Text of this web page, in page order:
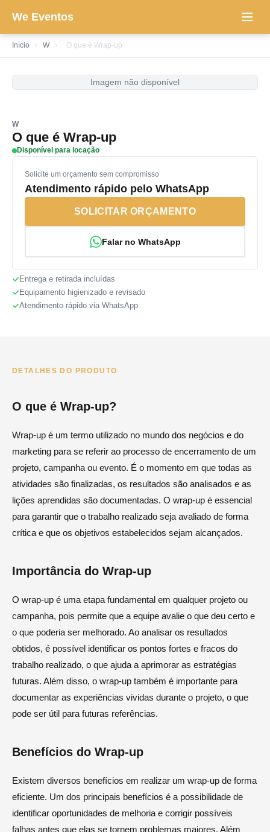
We Eventos
Início › W › O que é Wrap-up
Imagem não disponível
W
O que é Wrap-up
Disponível para locação
Solicite um orçamento sem compromisso
Atendimento rápido pelo WhatsApp
SOLICITAR ORÇAMENTO
Falar no WhatsApp
Entrega e retirada incluídas
Equipamento higienizado e revisado
Atendimento rápido via WhatsApp
DETALHES DO PRODUTO
O que é Wrap-up?
Wrap-up é um termo utilizado no mundo dos negócios e do
marketing para se referir ao processo de encerramento de um
projeto, campanha ou evento. É o momento em que todas as
atividades são finalizadas, os resultados são analisados e as
lições aprendidas são documentadas. O wrap-up é essencial
para garantir que o trabalho realizado seja avaliado de forma
crítica e que os objetivos estabelecidos sejam alcançados.
Importância do Wrap-up
O wrap-up é uma etapa fundamental em qualquer projeto ou
campanha, pois permite que a equipe avalie o que deu certo e
o que poderia ser melhorado. Ao analisar os resultados
obtidos, é possível identificar os pontos fortes e fracos do
trabalho realizado, o que ajuda a aprimorar as estratégias
futuras. Além disso, o wrap-up também é importante para
documentar as experiências vividas durante o projeto, o que
pode ser útil para futuras referências.
Benefícios do Wrap-up
Existem diversos benefícios em realizar um wrap-up de forma
eficiente. Um dos principais benefícios é a possibilidade de
identificar oportunidades de melhoria e corrigir possíveis
falhas antes que elas se tornem problemas maiores. Além